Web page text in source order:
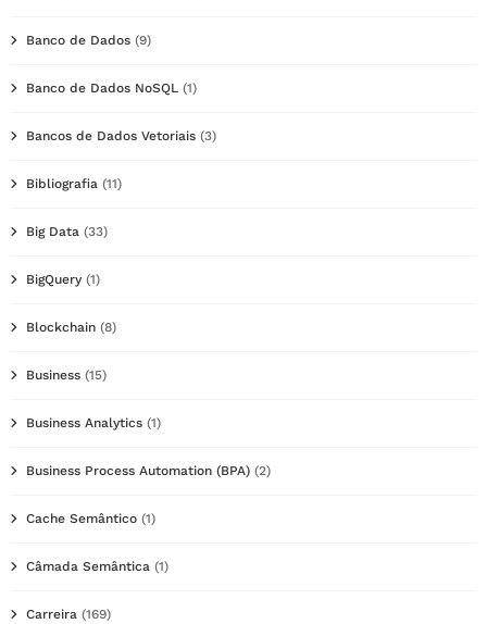
Banco de Dados (9)
Banco de Dados NoSQL (1)
Bancos de Dados Vetoriais (3)
Bibliografia (11)
Big Data (33)
BigQuery (1)
Blockchain (8)
Business (15)
Business Analytics (1)
Business Process Automation (BPA) (2)
Cache Semântico (1)
Câmada Semântica (1)
Carreira (169)